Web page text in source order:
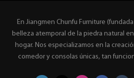
En Jiangmen Chunfu Furniture
belleza atemporal de la piedra natural
hogar. Nos especializamos en la
comedor y consolas únicas, tan